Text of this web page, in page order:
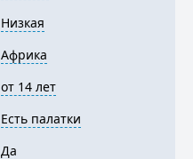
Низкая
Африка
от 14 лет
Есть палатки
Да